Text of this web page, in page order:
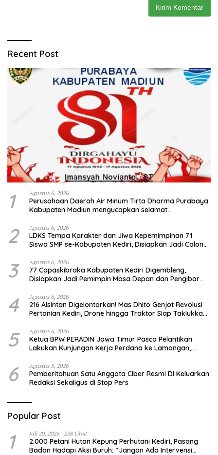
Recent Post
1 Agustus 6, 2026
Perusahaan Daerah Air Minum Tirta Dharma Purabaya
Kabupaten Madiun mengucapkan selamat
2 Agustus 6, 2026
LDKS Tempa Karakter dan Jiwa Kepemimpinan 71
Siswa SMP se-Kabupaten Kediri, Disiapkan Jadi Calon
3 Agustus 6, 2026
77 Capaskibraka Kabupaten Kediri Digembleng,
Disiapkan Jadi Pemimpin Masa Depan dan Pengibar
4 Agustus 6, 2026
216 Alsintan Digelontorkan! Mas Dhito Genjot Revolusi
Pertanian Kediri, Drone hingga Traktor Siap Taklukkan
5 Agustus 6, 2026
Ketua BPW PERADIN Jawa Timur Pasca Pelantikan
Lakukan Kunjungan Kerja Perdana ke Lamongan,
6 Agustus 5, 2026
Pemberitahuan Satu Anggota Ciber Resmi Di Keluarkan
Redaksi Sekaligus di Stop Pers
Popular Post
1 Juli 20, 2026 238 Lihat
2.000 Petani Hutan Kepung Perhutani Kediri, Pasang
Badan Hadapi Aksi Buruh: “Jangan Ada Intervensi